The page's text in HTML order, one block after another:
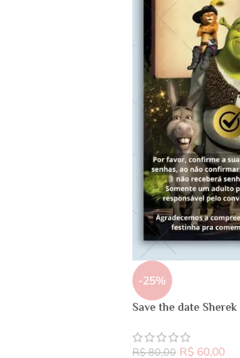
-25%
Save the date Sherek
R$80,00 R$60,00